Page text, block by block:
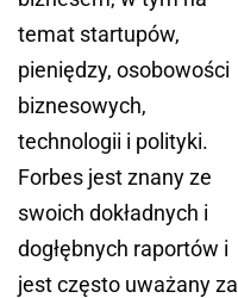
temat startupów,
pieniędzy, osobowości
biznesowych,
technologii i polityki.
Forbes jest znany ze
swoich dokładnych i
dogłębnych raportów i
jest często uważany za